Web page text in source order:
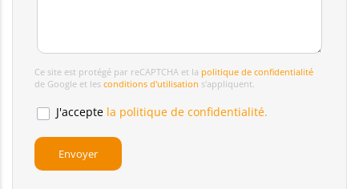
Ce site est protégé par reCAPTCHA et la politique de confidentialité
de Google et les conditions d'utilisation s'appliquent.
J'accepte la politique de confidentialité.